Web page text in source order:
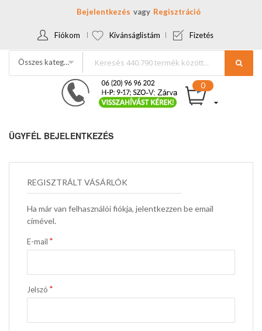
Bejelentkezés Regisztráció
Fiókom Kívánságlistám Fizetés
Összes kategória
ÜGYFÉL BEJELENTKEZÉS
REGISZTRÁLT VÁSÁRLÓK
Ha már van felhasználói fiókja, jelentkezzen be email
címével.
E-mail
Jelszó